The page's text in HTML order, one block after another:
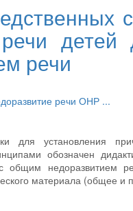
детей
речи
речи ОНР ...
для установления
обозначен
общим недоразвитием
материала (общее и